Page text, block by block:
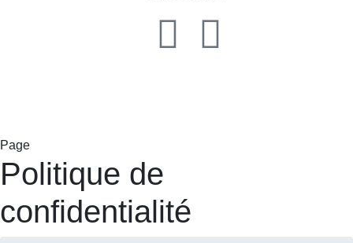
Page
Politique de
confidentialité